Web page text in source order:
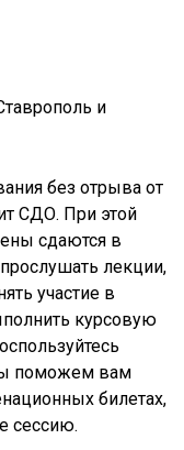
и
без отрыва от
СДО. При этой
сдаются в
лекции,
участие в
курсовую
поможем вам
билетах,
сессию.